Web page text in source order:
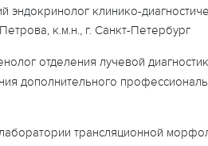
клинико-
к.м.н., г. Санкт-Петербург
отделения лучевой
дополнительного
трансляционной